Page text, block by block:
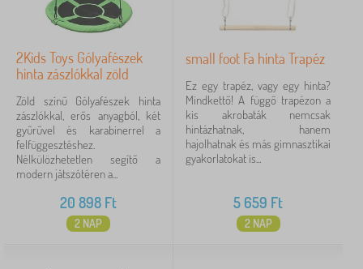
2Kids Toys Gólyafészek
hinta zászlókkal zöld
Zöld színű Gólyafészek hinta
zászlókkal, erős anyagból, két
gyűrűvel és karabinerrel a
felfüggesztéshez.
Nélkülözhetetlen segítő a
modern játszótéren a...
20 898 Ft
2 NAP
small foot Fa hinta Trapéz
Ez egy trapéz, vagy egy hinta?
Mindkettő! A függő trapézon a
kis akrobaták nemcsak
hintázhatnak, hanem
hajolhatnak és más gimnasztikai
gyakorlatokat is...
5 659 Ft
2 NAP